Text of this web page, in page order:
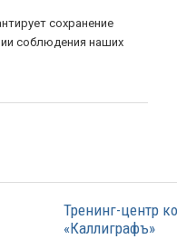
сохранение
соблюдения наших
Тренинг-центр
«Каллиграфъ»